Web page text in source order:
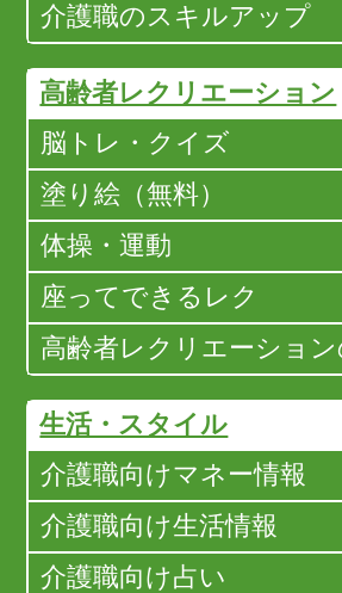
介護職のスキルアップ
高齢者レクリエーション
脳トレ・クイズ
塗り絵（無料）
体操・運動
座ってできるレク
高齢者レクリエーショ
生活・スタイル
介護職向けマネー情報
介護職向け生活情報
介護職向け占い